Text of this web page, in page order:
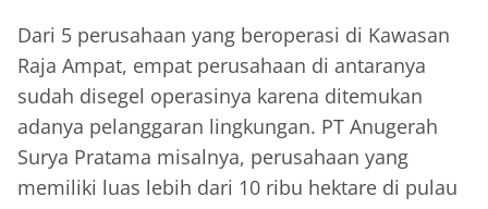
Dari 5 perusahaan yang beroperasi di Kawasan
Raja Ampat, empat perusahaan di antaranya
sudah disegel operasinya karena ditemukan
adanya pelanggaran lingkungan. PT Anugerah
Surya Pratama misalnya, perusahaan yang
memiliki luas lebih dari 10 ribu hektare di pulau